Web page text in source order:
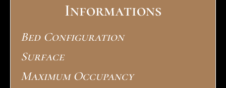
Informations
Bed Configuration
Surface
Maximum Occupancy